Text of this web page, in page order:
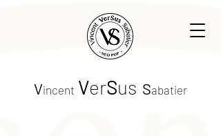
Vincent VerSus Sabatier